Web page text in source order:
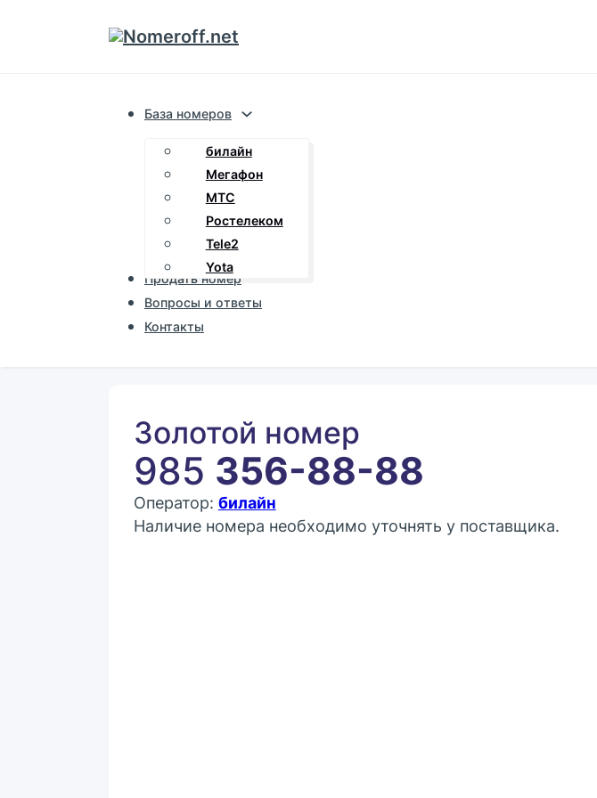
База номеров
билайн
Мегафон
МТС
Ростелеком
Tele2
Yota
Продать номер
Вопросы и ответы
Контакты
Золотой номер
985 356-88-88
Оператор: билайн
Наличие номера необходимо уточнять у поставщика.